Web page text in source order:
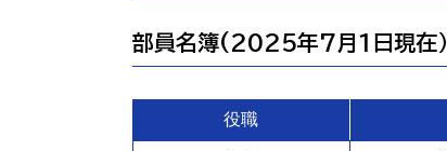
部員名簿(2025年7月1日現在）
役職